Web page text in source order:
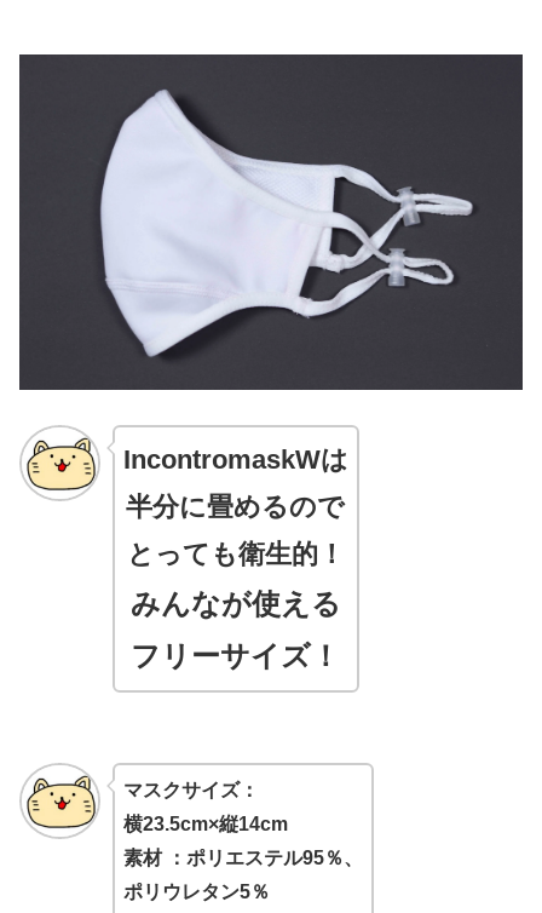
IncontromaskWは
半分に畳めるので
とっても衛生的！
みんなが使える
フリーサイズ！
マスクサイズ：
横23.5cm×縦14cm
素材 ：ポリエステル95％、
ポリウレタン5％